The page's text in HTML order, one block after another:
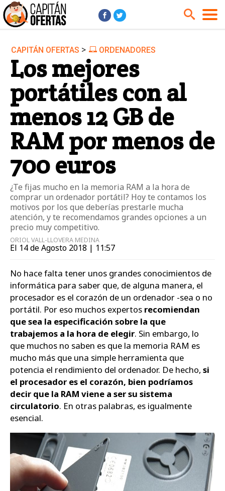
Audio y Música
Cámaras
Cine y Series
Coches
Deportes
Financiero
Hogar
Hoteles
Jardín
Juguetes
Libros
Moda él
Móviles
Ordenadores
Tablets
Tecnología
TV
Videojuegos
Zapatos
CAPITÁN OFERTAS > ORDENADORES
Los mejores
portátiles con al
menos 12 GB de
RAM por menos de
700 euros
¿Te fijas mucho en la memoria RAM a la hora de
comprar un ordenador portátil? Hoy te contamos los
motivos por los que deberías prestarle mucha
atención, y te recomendamos grandes opciones a un
precio muy competitivo.
ORIOL VALL-LLOVERA MEDINA
El 14 de Agosto 2018 | 11:57
No hace falta tener unos grandes conocimientos de
informática para saber que, de alguna manera, el
procesador es el corazón de un ordenador -sea o no
portátil. Por eso muchos expertos recomiendan
que sea la especificación sobre la que
trabajemos a la hora de elegir. Sin embargo, lo
que muchos no saben es que la memoria RAM es
mucho más que una simple herramienta que
potencia el rendimiento del ordenador. De hecho, si
el procesador es el corazón, bien podríamos
decir que la RAM viene a ser su sistema
circulatorio. En otras palabras, es igualmente
esencial.